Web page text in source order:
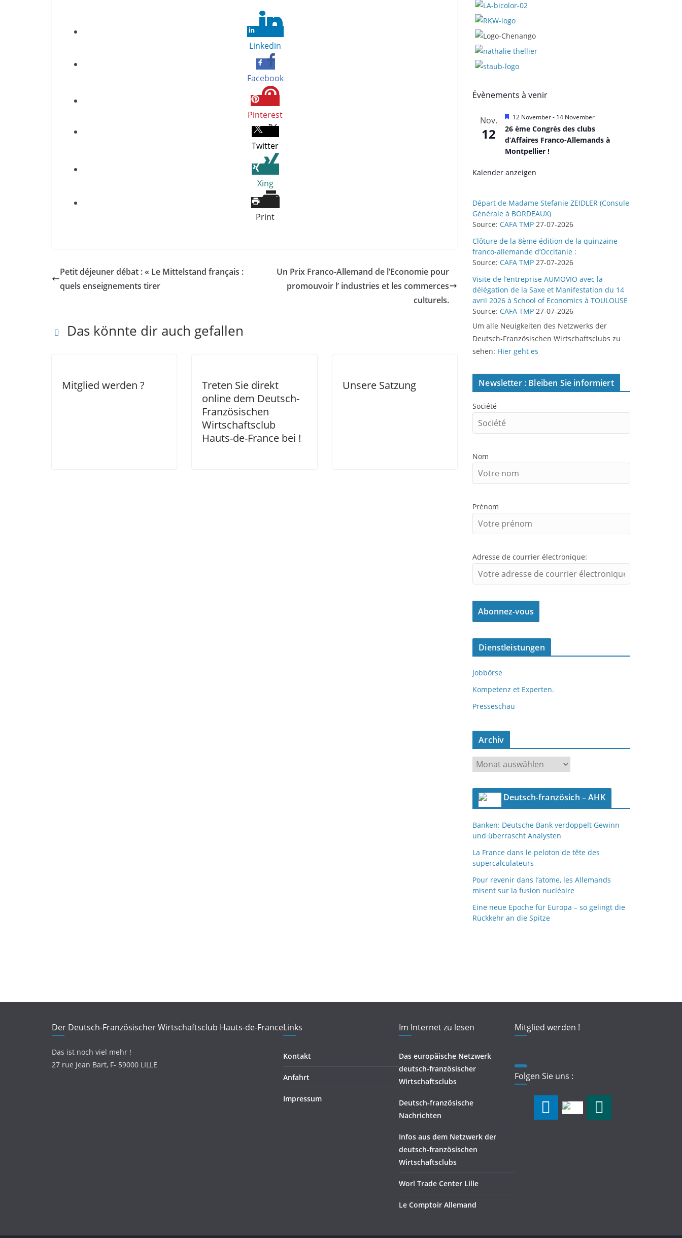
Linkedin
Facebook
Pinterest
Twitter
Xing
Print
Petit déjeuner débat : « Le Mittelstand français :
quels enseignements tirer
Un Prix Franco-Allemand de l’Economie pour
promouvoir l’ industries et les commerces
culturels.
Das könnte dir auch gefallen
Mitglied werden ?
Treten Sie direkt
online dem Deutsch-
Französischen
Wirtschaftsclub
Hauts-de-France bei !
Unsere Satzung
Évènements à venir
Nov.
12
H
e
r
v
o
e
e
n
12 November- 14 November
26 ème Congrès des clubs
d’Affaires Franco-Allemands à
Montpellier !
Kalender anzeigen
Départ de Madame Stefanie ZEIDLER (Consule
Générale à BORDEAUX)
Source:CAFA TMP 27-07-2026
Clôture de la 8ème édition de la quinzaine
franco-allemande d’Occitanie :
Source:CAFA TMP 27-07-2026
Visite de l’entreprise AUMOVIO avec la
délégation de la Saxe et Manifestation du 14
avril 2026 à School of Economics à TOULOUSE
Source:CAFA TMP 27-07-2026
Um alle Neuigkeiten des Netzwerks der
Deutsch-Französischen Wirtschaftsclubs zu
sehen: Hier geht es
Newsletter : Bleiben Sie informiert
Société
Nom
Prénom
Adresse de courrier électronique:
Dienstleistungen
Jobbörse
Kompetenz et Experten.
Presseschau
Archiv
A
c
v
Deutsch-französich – AHK
Banken: Deutsche Bank verdoppelt Gewinn
und überrascht Analysten
La France dans le peloton de tête des
supercalculateurs
Pour revenir dans l’atome, les Allemands
misent sur la fusion nucléaire
Eine neue Epoche für Europa – so gelingt die
Rückkehr an die Spitze
Der Deutsch-Französischer Wirtschaftsclub Hauts-de-France
Das ist noch viel mehr !
27 rue Jean Bart, F- 59000 LILLE
Links
Kontakt
Anfahrt
Impressum
Im Internet zu lesen
Das europäische Netzwerk
deutsch-französischer
Wirtschaftsclubs
Deutsch-französische
Nachrichten
Infos aus dem Netzwerk der
deutsch-französischen
Wirtschaftsclubs
Worl Trade Center Lille
Le Comptoir Allemand
Mitglied werden !
Folgen Sie uns :